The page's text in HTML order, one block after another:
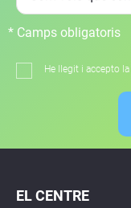
* Camps obligatoris
He llegit i accepto la
EL CENTRE